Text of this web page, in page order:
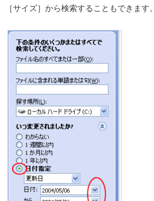
［サイズ］から検索することもできます。